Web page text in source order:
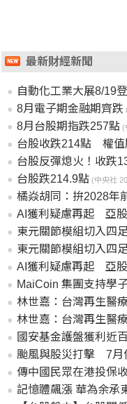
最新財經新聞
自動化工業大展8/19
8月電子期金融期齊跌
8月台股期指跌257點 (
台股收跌214點 權值
台股反彈熄火！收跌
台股跌214.9點 (中央社
橘焱胡同：拚2028年
AI獲利疑慮再起 亞
東元關節模組切入四
東元關節模組切入四
AI獲利疑慮再起 亞
MaiCoin 集團支持學子創新 參與「
林世嘉：台灣再生醫
林世嘉：台灣再生醫
國安基金護盤獲利近
颱風與股災打擊 7月
傳中國民眾在港投保
記憶體飆漲 華為余承